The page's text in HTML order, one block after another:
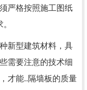
严格按照施工图纸
新型建筑材料，具
需要注意的技术细
才能..隔墙板的质量